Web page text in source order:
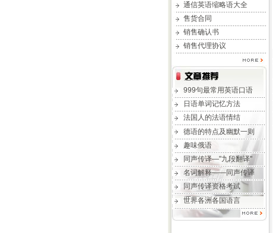
通信英语缩略语大全
售货合同
销售确认书
销售代理协议
999句最常用英语口语
日语单词记忆方法
法国人的法语情结
德语的特点及幽默一则
趣味俄语
同声传译—"九段翻译"
名词解释——同声传译
同声传译资格考试
世界各洲各国语言